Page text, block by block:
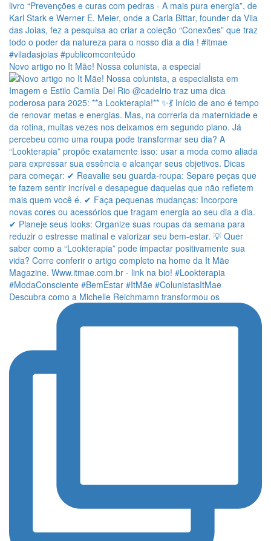
Novo artigo no It Mãe! Nossa colunista, a especial
Descubra como a Michelle Reichmamn transformou os